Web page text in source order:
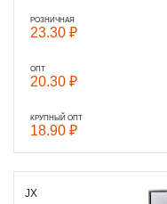
РОЗНИЧНАЯ
23.30 ₽
ОПТ
20.30 ₽
КРУПНЫЙ ОПТ
18.90 ₽
JX